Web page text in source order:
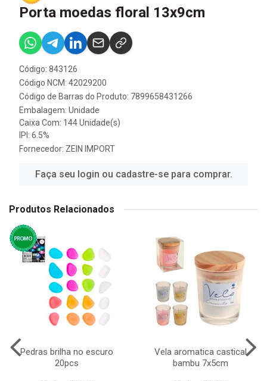
Porta moedas floral 13x9cm
Código: 843126
Código NCM: 42029200
Código de Barras do Produto: 7899658431266
Embalagem: Unidade
Caixa Com: 144 Unidade(s)
IPI: 6.5%
Fornecedor: ZEIN IMPORT
Faça seu login ou cadastre-se para comprar.
Produtos Relacionados
Pedras brilha no escuro
20pcs
Vela aromatica castical
bambu 7x5cm